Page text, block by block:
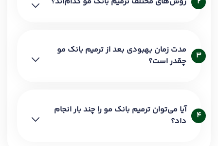
3
مدت زمان بهبودی بعد از ترمیم بانک مو
چقدر است؟
4
آیا می‌توان ترمیم بانک مو را چند بار انجام
داد؟